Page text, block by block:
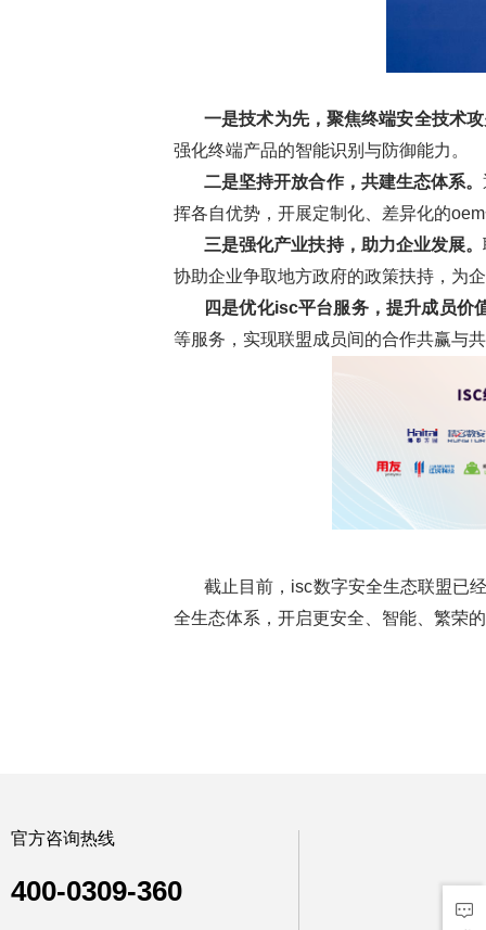
一是技术为先，聚焦终端安全技术
强化终端产品的智能识别与防御能力。
二是坚持开放合作，共建生态体系。
挥各自优势，开展定制化、差异化的
三是强化产业扶持，助力企业发展。
协助企业争取地方政府的政策扶持，为
四是优化isc平台服务，提升成员价
等服务，实现联盟成员间的合作共赢与
截止目前，isc数字安全生态联盟已
全生态体系，开启更安全、智能、繁荣
官方咨询热线
400-0309-360